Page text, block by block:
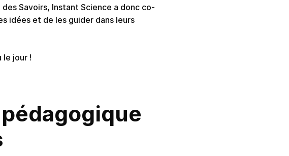
Savoirs, Instant Science a donc co-
idées et de les guider dans leurs
le jour !